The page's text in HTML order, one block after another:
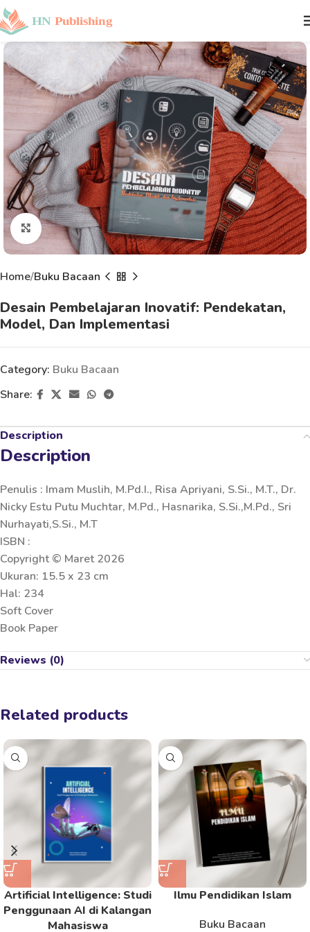
Click to enlarge
Home Buku Bacaan
Desain Pembelajaran Inovatif: Pendekatan,
Model, Dan Implementasi
Category: Buku Bacaan
Share:
Description
Description
Penulis : Imam Muslih, M.Pd.I., Risa Apriyani, S.Si., M.T., Dr.
Nicky Estu Putu Muchtar, M.Pd., Hasnarika, S.Si.,M.Pd., Sri
Nurhayati,S.Si., M.T
ISBN :
Copyright © Maret 2026
Ukuran: 15.5 x 23 cm
Hal: 234
Soft Cover
Book Paper
Reviews (0)
Related products
Artificial Intelligence: Studi
Penggunaan AI di Kalangan
Mahasiswa
Ilmu Pendidikan Islam
Buku Bacaan